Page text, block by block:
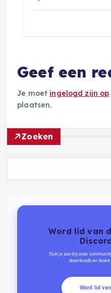
Geef een
Je moet ingelogd zijn op
plaatsen.
Zoeken
Word lid van
Sluit je aan bij onze
downloads en
Word lid